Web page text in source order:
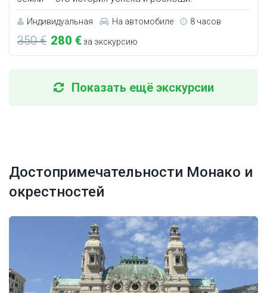
Индивидуальная На автомобиле 8 часов
350 € 280 €за экскурсию
Показать ещё экскурсии
Достопримечательности Монако и
окрестностей